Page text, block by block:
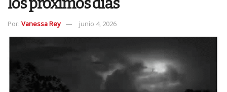
Por: Vanessa Rey junio 4, 2026